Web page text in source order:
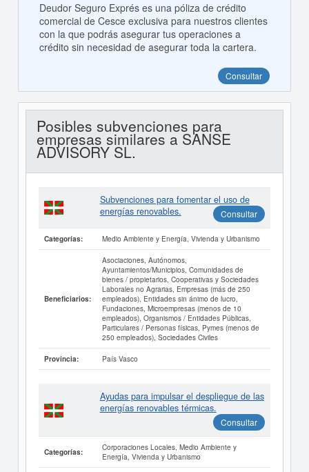
Deudor Seguro Exprés es una póliza de crédito
comercial de Cesce exclusiva para nuestros clientes
con la que podrás asegurar tus operaciones a
crédito sin necesidad de asegurar toda la cartera.
Consultar
Posibles subvenciones para
empresas similares a SANSE
ADVISORY SL.
Subvenciones para fomentar el uso de
energías renovables.
Consultar
Categorías: Medio Ambiente y Energía, Vivienda y Urbanismo
Beneficiarios:
Asociaciones, Autónomos,
Ayuntamientos/Municipios, Comunidades de
bienes / propietarios, Cooperativas y Sociedades
Laborales no Agrarias, Empresas (más de 250
empleados), Entidades sin ánimo de lucro,
Fundaciones, Microempresas (menos de 10
empleados), Organismos / Entidades Públicas,
Particulares / Personas físicas, Pymes (menos de
250 empleados), Sociedades Civiles
Provincia: País Vasco
Ayudas para impulsar el despliegue de las
energías renovables térmicas.
Consultar
Categorías:
Corporaciones Locales, Medio Ambiente y
Energía, Vivienda y Urbanismo